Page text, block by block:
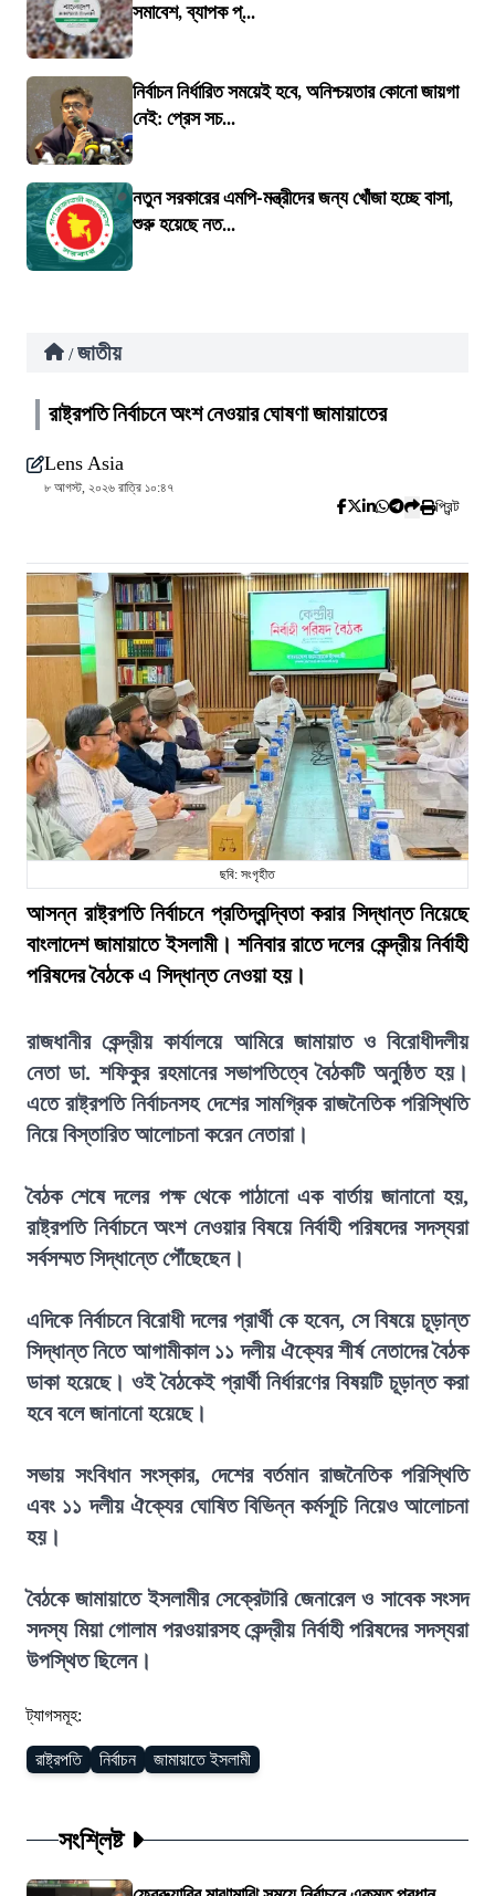
সমাবেশ, ব্যাপক প্...
নির্বাচন নির্ধারিত সময়েই হবে, অনিশ্চয়তার কোনো জায়গা
নেই: প্রেস সচ...
নতুন সরকারের এমপি-মন্ত্রীদের জন্য খোঁজা হচ্ছে বাসা,
শুরু হয়েছে নত...
/ জাতীয়
রাষ্ট্রপতি নির্বাচনে অংশ নেওয়ার ঘোষণা জামায়াতের
Lens Asia
৮ আগস্ট, ২০২৬ রাত্রি ১০:৪৭
প্রিন্ট
ছবি: সংগৃহীত
আসন্ন রাষ্ট্রপতি নির্বাচনে প্রতিদ্বন্দ্বিতা করার সিদ্ধান্ত নিয়েছে
বাংলাদেশ জামায়াতে ইসলামী। শনিবার রাতে দলের কেন্দ্রীয় নির্বাহী
পরিষদের বৈঠকে এ সিদ্ধান্ত নেওয়া হয়।
রাজধানীর কেন্দ্রীয় কার্যালয়ে আমিরে জামায়াত ও বিরোধীদলীয়
নেতা ডা. শফিকুর রহমানের সভাপতিত্বে বৈঠকটি অনুষ্ঠিত হয়।
এতে রাষ্ট্রপতি নির্বাচনসহ দেশের সামগ্রিক রাজনৈতিক পরিস্থিতি
নিয়ে বিস্তারিত আলোচনা করেন নেতারা।
বৈঠক শেষে দলের পক্ষ থেকে পাঠানো এক বার্তায় জানানো হয়,
রাষ্ট্রপতি নির্বাচনে অংশ নেওয়ার বিষয়ে নির্বাহী পরিষদের সদস্যরা
সর্বসম্মত সিদ্ধান্তে পৌঁছেছেন।
এদিকে নির্বাচনে বিরোধী দলের প্রার্থী কে হবেন, সে বিষয়ে চূড়ান্ত
সিদ্ধান্ত নিতে আগামীকাল ১১ দলীয় ঐক্যের শীর্ষ নেতাদের বৈঠক
ডাকা হয়েছে। ওই বৈঠকেই প্রার্থী নির্ধারণের বিষয়টি চূড়ান্ত করা
হবে বলে জানানো হয়েছে।
সভায় সংবিধান সংস্কার, দেশের বর্তমান রাজনৈতিক পরিস্থিতি
এবং ১১ দলীয় ঐক্যের ঘোষিত বিভিন্ন কর্মসূচি নিয়েও আলোচনা
হয়।
বৈঠকে জামায়াতে ইসলামীর সেক্রেটারি জেনারেল ও সাবেক সংসদ
সদস্য মিয়া গোলাম পরওয়ারসহ কেন্দ্রীয় নির্বাহী পরিষদের সদস্যরা
উপস্থিত ছিলেন।
ট্যাগসমূহ:
রাষ্ট্রপতি নির্বাচন জামায়াতে ইসলামী
সংশ্লিষ্ট